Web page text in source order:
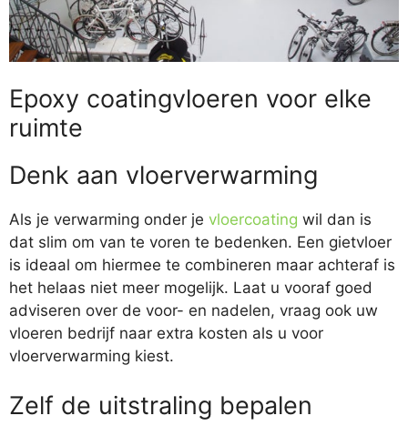
Epoxy coatingvloeren voor elke
ruimte
Denk aan vloerverwarming
Als je verwarming onder je vloercoating wil dan is
dat slim om van te voren te bedenken. Een gietvloer
is ideaal om hiermee te combineren maar achteraf is
het helaas niet meer mogelijk. Laat u vooraf goed
adviseren over de voor- en nadelen, vraag ook uw
vloeren bedrijf naar extra kosten als u voor
vloerverwarming kiest.
Zelf de uitstraling bepalen